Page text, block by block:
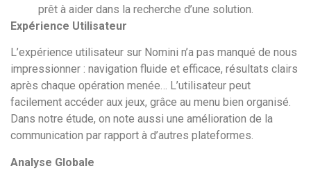
prêt à aider dans la recherche d’une solution.
Expérience Utilisateur
L’expérience utilisateur sur Nomini n’a pas manqué de nous
impressionner : navigation fluide et efficace, résultats clairs
après chaque opération menée… L’utilisateur peut
facilement accéder aux jeux, grâce au menu bien organisé.
Dans notre étude, on note aussi une amélioration de la
communication par rapport à d’autres plateformes.
Analyse Globale